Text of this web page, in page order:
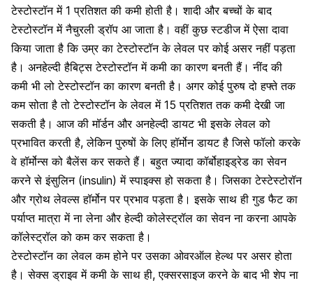
टेस्टोस्टॉन में 1 प्रतिशत की कमी होती है। शादी और बच्चों के बाद
टेस्टोस्टॉन में नैचुरली ड्रॉप आ जाता है। वहीं कुछ स्टडीज में ऐसा दावा
किया जाता है कि उम्र का टेस्टोस्टॉन के लेवल पर कोई असर नहीं पड़ता
है। अनहेल्दी हैबिट्स टेस्टोस्टॉन में कमी का कारण बनती हैं।नींद की
कमी भी लो टेस्टोस्टॉन का कारण बनती है। अगर कोई पुरुष दो हफ्ते तक
कम सोता है तो टेस्टोस्टॉन के लेवल में 15 प्रतिशत तक कमी देखी जा
सकती है। आज की मॉर्डन और अनहेल्दी डायट भी इसके लेवल को
प्रभावित करती है, लेकिन पुरुषों के लिए हॉर्मोन डायट है जिसे फॉलो करके
वे हॉर्मोन्स को बैलेंस कर सकते हैं। बहुत ज्यादा कॉर्बोहाइड्रेड का सेवन
करने सेइंसुलिन (insulin) में स्पाइक्स हो सकता है। जिसका टेस्टेस्टोरॉन
और ग्रोथ लेवल्स हॉर्मोन पर प्रभाव पड़ता है। इसके साथ ही गुड फैट का
पर्याप्त मात्रा में ना लेना और हेल्दी कोलेस्ट्रॉल का सेवन ना करना आपके
कॉलेस्ट्रॉल को कम कर सकता है।
टेस्टोस्टॉन का लेवल कम होने पर उसका ओवरऑल हेल्थ पर असर होता
है।सेक्स ड्राइव में कमी के साथ ही, एक्सरसाइज करने के बाद भी शेप ना